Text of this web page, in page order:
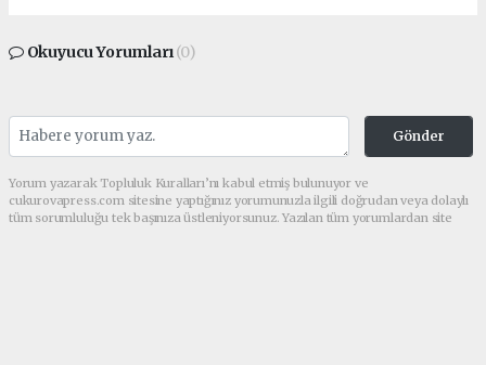
Okuyucu Yorumları(0)
Gönder
Yorum yazarak Topluluk Kuralları’nı kabul etmiş bulunuyor ve
cukurovapress.com sitesine yaptığınız yorumunuzla ilgili doğrudan veya dolaylı
tüm sorumluluğu tek başınıza üstleniyorsunuz. Yazılan tüm yorumlardan site